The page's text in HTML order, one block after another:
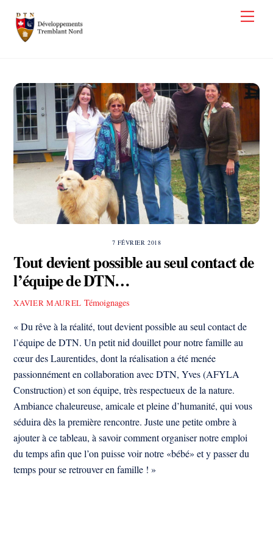
content
7 FÉVRIER 2018
Tout devient possible au seul contact de
l’équipe de DTN…
XAVIER MAUREL Témoignages
« Du rêve à la réalité, tout devient possible au seul contact de
l’équipe de DTN. Un petit nid douillet pour notre famille au
cœur des Laurentides, dont la réalisation a été menée
passionnément en collaboration avec DTN, Yves (AFYLA
Construction) et son équipe, très respectueux de la nature.
Ambiance chaleureuse, amicale et pleine d’humanité, qui vous
séduira dès la première rencontre. Juste une petite ombre à
ajouter à ce tableau, à savoir comment organiser notre emploi
du temps afin que l’on puisse voir notre «bébé» et y passer du
temps pour se retrouver en famille ! »